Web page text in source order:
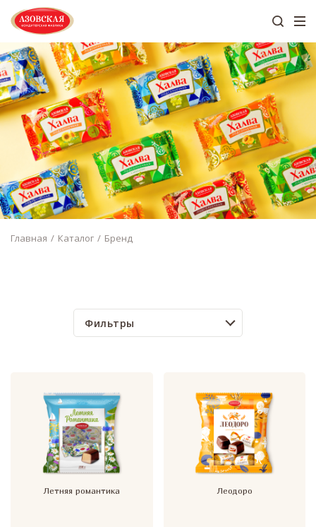
Главная Каталог Бренд
Фильтры
Летняя романтика Леодоро